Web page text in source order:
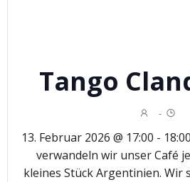
Tango
-
13. Februar 2026 @ 17:00 -
verwandeln wir unser Café
kleines Stück Argentinien. Wir